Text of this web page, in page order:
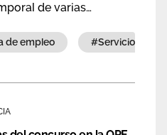
de varias
de empleo #servicio